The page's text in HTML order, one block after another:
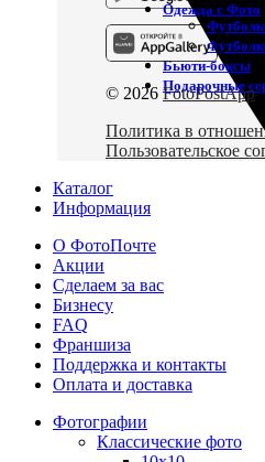
Одежда с Фото
Бьюти-боксы
Подарочные
© 2026 FotoPostApp.
Политика в
Пользовательское
Каталог
Информация
О ФотоПочте
Акции
Сделаем за вас
Бизнесу
FAQ
Франшиза
Поддержка и контакты
Оплата и доставка
Фотографии
Классические фото